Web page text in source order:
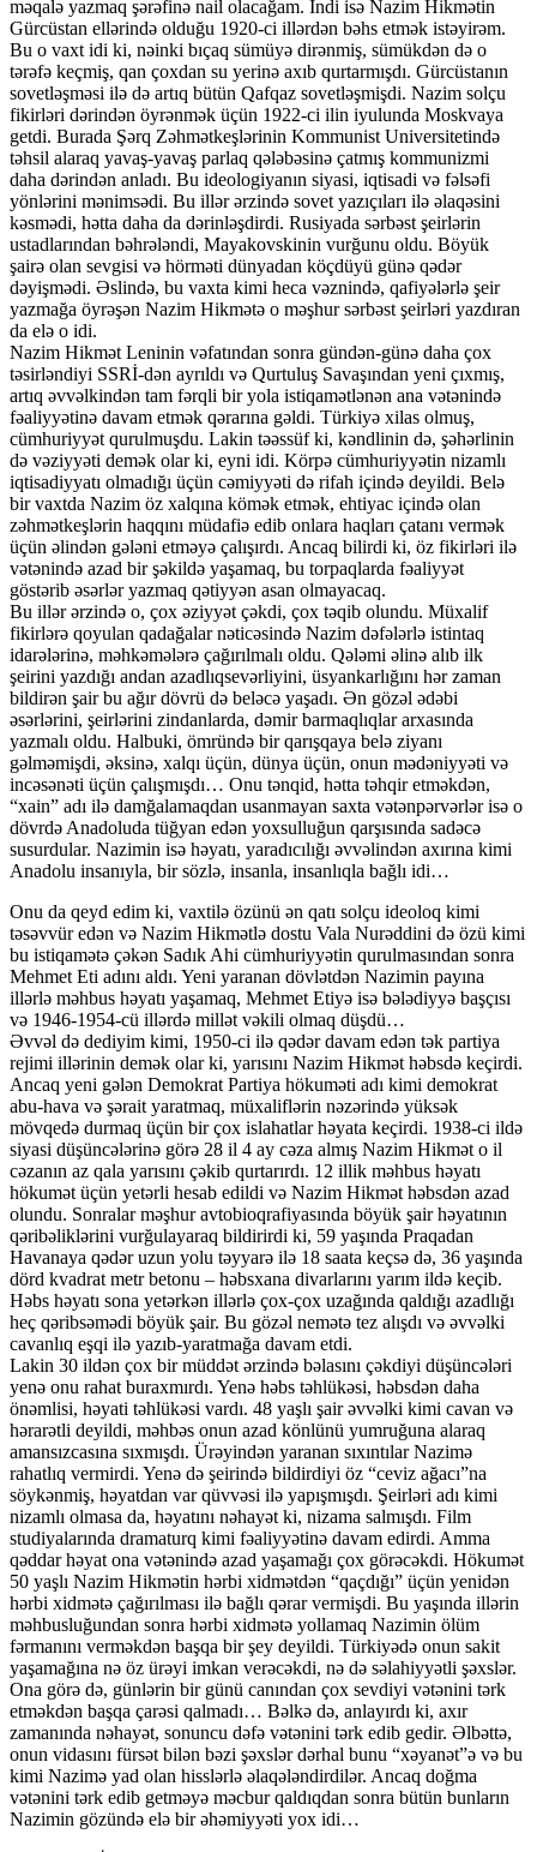
məqalə yazmaq şərəfinə nail olacağam. İndi isə Nazim Hikmətin
Gürcüstan ellərində olduğu 1920-ci illərdən bəhs etmək istəyirəm.
Bu o vaxt idi ki, nəinki bıçaq sümüyə dirənmiş, sümükdən də o
tərəfə keçmiş, qan çoxdan su yerinə axıb qurtarmışdı. Gürcüstanın
sovetləşməsi ilə də artıq bütün Qafqaz sovetləşmişdi. Nazim solçu
fikirləri dərindən öyrənmək üçün 1922-ci ilin iyulunda Moskvaya
getdi. Burada Şərq Zəhmətkeşlərinin Kommunist Universitetində
təhsil alaraq yavaş-yavaş parlaq qələbəsinə çatmış kommunizmi
daha dərindən anladı. Bu ideologiyanın siyasi, iqtisadi və fəlsəfi
yönlərini mənimsədi. Bu illər ərzində sovet yazıçıları ilə əlaqəsini
kəsmədi, hətta daha da dərinləşdirdi. Rusiyada sərbəst şeirlərin
ustadlarından bəhrələndi, Mayakovskinin vurğunu oldu. Böyük
şairə olan sevgisi və hörməti dünyadan köçdüyü günə qədər
dəyişmədi. Əslində, bu vaxta kimi heca vəznində, qafiyələrlə şeir
yazmağa öyrəşən Nazim Hikmətə o məşhur sərbəst şeirləri yazdıran
da elə o idi.
Nazim Hikmət Leninin vəfatından sonra gündən-günə daha çox
təsirləndiyi SSRİ-dən ayrıldı və Qurtuluş Savaşından yeni çıxmış,
artıq əvvəlkindən tam fərqli bir yola istiqamətlənən ana vətənində
fəaliyyətinə davam etmək qərarına gəldi. Türkiyə xilas olmuş,
cümhuriyyət qurulmuşdu. Lakin təəssüf ki, kəndlinin də, şəhərlinin
də vəziyyəti demək olar ki, eyni idi. Körpə cümhuriyyətin nizamlı
iqtisadiyyatı olmadığı üçün cəmiyyəti də rifah içində deyildi. Belə
bir vaxtda Nazim öz xalqına kömək etmək, ehtiyac içində olan
zəhmətkeşlərin haqqını müdafiə edib onlara haqları çatanı vermək
üçün əlindən gələni etməyə çalışırdı. Ancaq bilirdi ki, öz fikirləri ilə
vətənində azad bir şəkildə yaşamaq, bu torpaqlarda fəaliyyət
göstərib əsərlər yazmaq qətiyyən asan olmayacaq.
Bu illər ərzində o, çox əziyyət çəkdi, çox təqib olundu. Müxalif
fikirlərə qoyulan qadağalar nəticəsində Nazim dəfələrlə istintaq
idarələrinə, məhkəmələrə çağırılmalı oldu. Qələmi əlinə alıb ilk
şeirini yazdığı andan azadlıqsevərliyini, üsyankarlığını hər zaman
bildirən şair bu ağır dövrü də beləcə yaşadı. Ən gözəl ədəbi
əsərlərini, şeirlərini zindanlarda, dəmir barmaqlıqlar arxasında
yazmalı oldu. Halbuki, ömründə bir qarışqaya belə ziyanı
gəlməmişdi, əksinə, xalqı üçün, dünya üçün, onun mədəniyyəti və
incəsənəti üçün çalışmışdı… Onu tənqid, hətta təhqir etməkdən,
“xain” adı ilə damğalamaqdan usanmayan saxta vətənpərvərlər isə o
dövrdə Anadoluda tüğyan edən yoxsulluğun qarşısında sadəcə
susurdular. Nazimin isə həyatı, yaradıcılığı əvvəlindən axırına kimi
Anadolu insanıyla, bir sözlə, insanla, insanlıqla bağlı idi…
Onu da qeyd edim ki, vaxtilə özünü ən qatı solçu ideoloq kimi
təsəvvür edən və Nazim Hikmətlə dostu Vala Nurəddini də özü kimi
bu istiqamətə çəkən Sadık Ahi cümhuriyyətin qurulmasından sonra
Mehmet Eti adını aldı. Yeni yaranan dövlətdən Nazimin payına
illərlə məhbus həyatı yaşamaq, Mehmet Etiyə isə bələdiyyə başçısı
və 1946-1954-cü illərdə millət vəkili olmaq düşdü…
Əvvəl də dediyim kimi, 1950-ci ilə qədər davam edən tək partiya
rejimi illərinin demək olar ki, yarısını Nazim Hikmət həbsdə keçirdi.
Ancaq yeni gələn Demokrat Partiya hökuməti adı kimi demokrat
abu-hava və şərait yaratmaq, müxaliflərin nəzərində yüksək
mövqedə durmaq üçün bir çox islahatlar həyata keçirdi. 1938-ci ildə
siyasi düşüncələrinə görə 28 il 4 ay cəza almış Nazim Hikmət o il
cəzanın az qala yarısını çəkib qurtarırdı. 12 illik məhbus həyatı
hökumət üçün yetərli hesab edildi və Nazim Hikmət həbsdən azad
olundu. Sonralar məşhur avtobioqrafiyasında böyük şair həyatının
qəribəliklərini vurğulayaraq bildirirdi ki, 59 yaşında Praqadan
Havanaya qədər uzun yolu təyyarə ilə 18 saata keçsə də, 36 yaşında
dörd kvadrat metr betonu – həbsxana divarlarını yarım ildə keçib.
Həbs həyatı sona yetərkən illərlə çox-çox uzağında qaldığı azadlığı
heç qəribsəmədi böyük şair. Bu gözəl nemətə tez alışdı və əvvəlki
cavanlıq eşqi ilə yazıb-yaratmağa davam etdi.
Lakin 30 ildən çox bir müddət ərzində bəlasını çəkdiyi düşüncələri
yenə onu rahat buraxmırdı. Yenə həbs təhlükəsi, həbsdən daha
önəmlisi, həyati təhlükəsi vardı. 48 yaşlı şair əvvəlki kimi cavan və
hərarətli deyildi, məhbəs onun azad könlünü yumruğuna alaraq
amansızcasına sıxmışdı. Ürəyindən yaranan sıxıntılar Nazimə
rahatlıq vermirdi. Yenə də şeirində bildirdiyi öz “ceviz ağacı”na
söykənmiş, həyatdan var qüvvəsi ilə yapışmışdı. Şeirləri adı kimi
nizamlı olmasa da, həyatını nəhayət ki, nizama salmışdı. Film
studiyalarında dramaturq kimi fəaliyyətinə davam edirdi. Amma
qəddar həyat ona vətənində azad yaşamağı çox görəcəkdi. Hökumət
50 yaşlı Nazim Hikmətin hərbi xidmətdən “qaçdığı” üçün yenidən
hərbi xidmətə çağırılması ilə bağlı qərar vermişdi. Bu yaşında illərin
məhbusluğundan sonra hərbi xidmətə yollamaq Nazimin ölüm
fərmanını verməkdən başqa bir şey deyildi. Türkiyədə onun sakit
yaşamağına nə öz ürəyi imkan verəcəkdi, nə də səlahiyyətli şəxslər.
Ona görə də, günlərin bir günü canından çox sevdiyi vətənini tərk
etməkdən başqa çarəsi qalmadı… Bəlkə də, anlayırdı ki, axır
zamanında nəhayət, sonuncu dəfə vətənini tərk edib gedir. Əlbəttə,
onun vidasını fürsət bilən bəzi şəxslər dərhal bunu “xəyanət”ə və bu
kimi Nazimə yad olan hisslərlə əlaqələndirdilər. Ancaq doğma
vətənini tərk edib getməyə məcbur qaldıqdan sonra bütün bunların
Nazimin gözündə elə bir əhəmiyyəti yox idi…